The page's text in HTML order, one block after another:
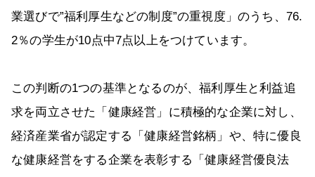
業選びで”福利厚生などの制度”の重視度」のうち、76.
2％の学生が10点中7点以上をつけています。
この判断の1つの基準となるのが、福利厚生と利益追
求を両立させた「健康経営」に積極的な企業に対し、
経済産業省が認定する「健康経営銘柄」や、特に優良
な健康経営をする企業を表彰する「健康経営優良法